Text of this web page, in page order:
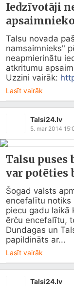
Iedzīvotāji
Talsu novada
namsaimnieks"
neapmierinātu
atkritumu
Uzzini vairāk:
Lasīt vairāk
Talsi24.lv
5. mar 2014
Talsu puses
var potēties
Šogad valsts
encefalītu notiks
piecu gadu laikā
ērču encefalītu,
Dundagas un
papildināts ar...
Lasīt vairāk
Talsi24.lv